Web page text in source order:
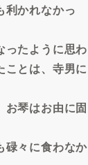
利かれなかっ
ったように思わ
ことは、寺男に
お琴はお由に固
碌々に食わなか